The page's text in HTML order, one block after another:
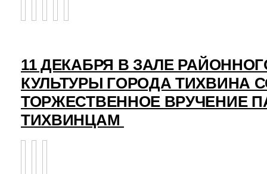
11 ДЕКАБРЯ В ЗАЛЕ
КУЛЬТУРЫ ГОРОДА ТИХВИНА
ТОРЖЕСТВЕННОЕ ВРУЧЕНИЕ
ТИХВИНЦАМ